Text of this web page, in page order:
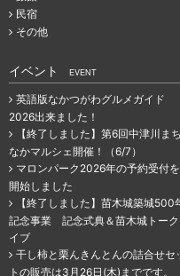
民宿
その他
イベント EVENT
英語版なかつがわグルメガイド
2026出来ました！
【終了しました】第6回中津川まち
なかマルシェ開催！（6/7）
マロンパーク2026年の予約受付を
開始しました
【終了しました】苗木城築城500
記念事業 記念式典＆苗木城トーク
イブ
干し柿と栗んきんとんの詰合せセ
トの販売は3月26日(木)までです。